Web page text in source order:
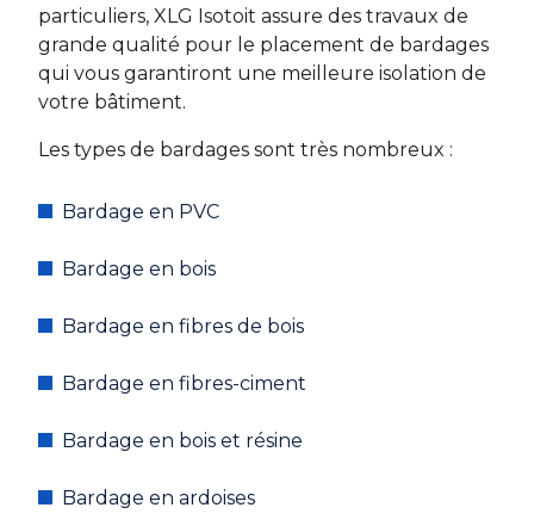
particuliers, XLG Isotoit assure des travaux de
grande qualité pour le placement de bardages
qui vous garantiront une meilleure isolation de
votre bâtiment.
Les types de bardages sont très nombreux :
Bardage en PVC
Bardage en bois
Bardage en fibres de bois
Bardage en fibres-ciment
Bardage en bois et résine
Bardage en ardoises